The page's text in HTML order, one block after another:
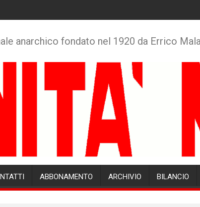
anarchico fondato nel 1920 da Errico
ABBONAMENTO ARCHIVIO BILANCIO